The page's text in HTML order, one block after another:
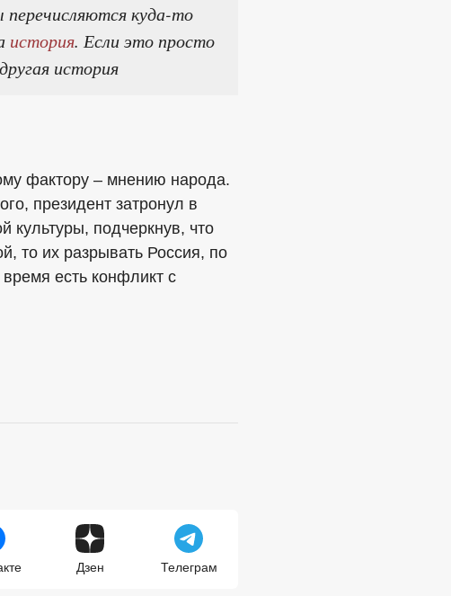
куда-то
история. Если это просто
история
фактору – мнению народа.
президент затронул в
культуры, подчеркнув, что
то их разрывать Россия, по
есть конфликт с
Дзен Телеграм